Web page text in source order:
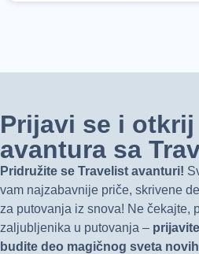
Prijavi se i
avantura sa
Pridružite se Travelist avanturi!
vam najzabavnije priče, skrivene
za putovanja iz snova! Ne čekajte,
zaljubljenika u putovanja –
budite deo magičnog sveta